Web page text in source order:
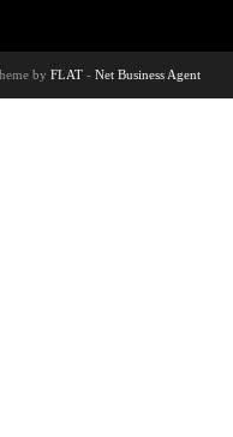
by FLAT - Net Business Agent